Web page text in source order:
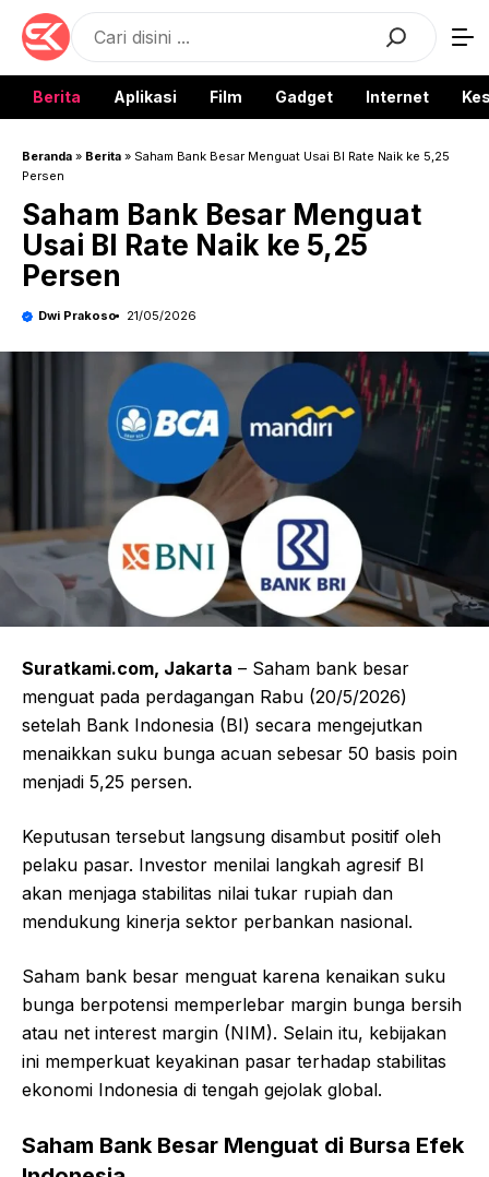
Langsung
Berita Aplikasi Film Gadget Internet
Beranda » Berita » Saham Bank Besar Menguat Usai BI Rate Naik ke 5,25
Persen
Saham Bank Besar Menguat
Usai BI Rate Naik ke 5,25
Persen
Dwi Prakoso 21/05/2026
Suratkami.com, Jakarta – Saham bank besar
menguat pada perdagangan Rabu (20/5/2026)
setelah Bank Indonesia (BI) secara mengejutkan
menaikkan suku bunga acuan sebesar 50 basis poin
menjadi 5,25 persen.
Keputusan tersebut langsung disambut positif oleh
pelaku pasar. Investor menilai langkah agresif BI
akan menjaga stabilitas nilai tukar rupiah dan
mendukung kinerja sektor perbankan nasional.
Saham bank besar menguat karena kenaikan suku
bunga berpotensi memperlebar margin bunga bersih
atau net interest margin (NIM). Selain itu, kebijakan
ini memperkuat keyakinan pasar terhadap stabilitas
ekonomi Indonesia di tengah gejolak global.
Saham Bank Besar Menguat di Bursa Efek